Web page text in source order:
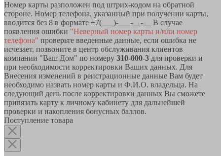
Номер карты разположен под штрих-кодом на обратной
стороне. Номер телефона, указанный при получении карты,
вводится без 8 в формате +7(___)-___-__-__ В случае
появления ошибки "Неверный номер карты и/или номер
телефона" проверьте введенные данные, если ошибка не
исчезает, позвоните в центр обслуживания клиентов
компании "Ваш Дом" по номеру 310-000-3 для проверки и
при необходимости корректировки Ваших данных. Для
Внесения изменений в реистрационные данные Вам будет
необходимо назвать номер карты и Ф.И.О. владельца. На
следующий день после корректировки данных Вы сможете
привязать карту к личному кабинету для дальнейшей
проверки и накопления бонусных баллов.
Поступление товара